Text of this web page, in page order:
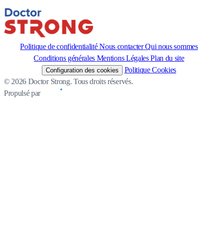
Politique de confidentialité Nous contacter Qui nous sommes
Conditions générales Mentions Légales Plan du site
Configuration des cookies
Politique Cookies
© 2026 Doctor Strong. Tous droits réservés.
Propulsé par